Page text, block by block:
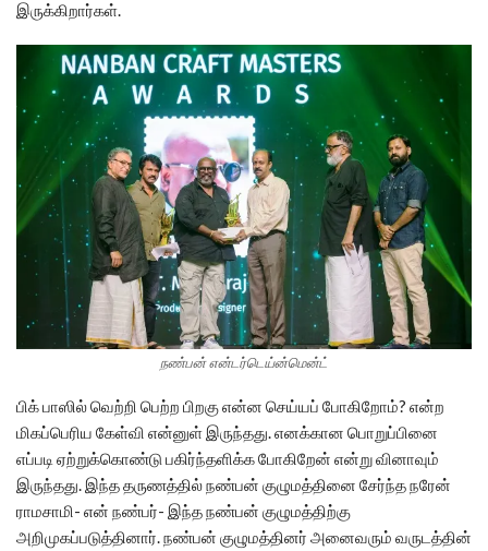
இருக்கிறார்கள்.
நண்பன் என்டர்டெய்ன்மென்ட்
பிக் பாஸில் வெற்றி பெற்ற பிறகு என்ன செய்யப் போகிறோம்? என்ற
மிகப்பெரிய கேள்வி என்னுள் இருந்தது. எனக்கான பொறுப்பினை
எப்படி ஏற்றுக்கொண்டு பகிர்ந்தளிக்க போகிறேன் என்று வினாவும்
இருந்தது. இந்த தருணத்தில் நண்பன் குழுமத்தினை‌ சேர்ந்த நரேன்
ராமசாமி- என் நண்பர்- இந்த நண்பன் குழுமத்திற்கு
அறிமுகப்படுத்தினார்.‌ நண்பன் குழுமத்தினர் அனைவரும் வருடத்தின்